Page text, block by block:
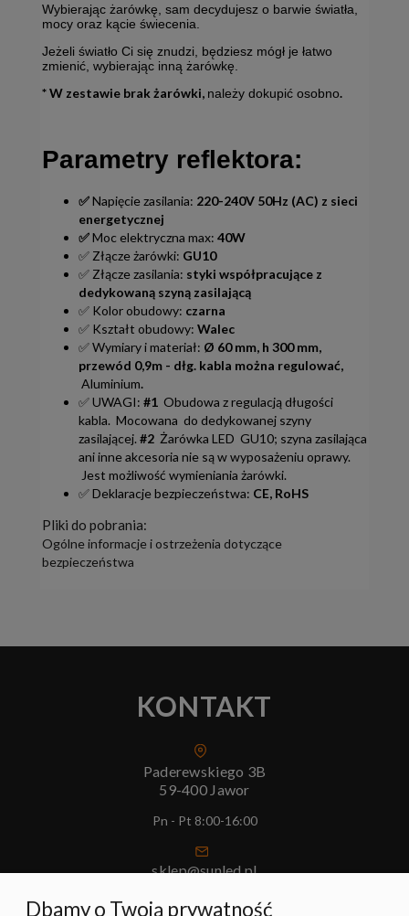
Wybierając żarówkę, sam decydujesz o barwie światła,
mocy oraz kącie świecenia.
Jeżeli światło Ci się znudzi, będziesz mógł je łatwo
zmienić, wybierając inną żarówkę.
* W zestawie brak żarówki, należy dokupić osobno.
Parametry reflektora:
✅Napięcie zasilania: 220-240V 50Hz (AC) z sieci
energetycznej
✅Moc elektryczna max: 40W
✅ Złącze żarówki: GU10
✅ Złącze zasilania: styki współpracujące z
dedykowaną szyną zasilającą
✅ Kolor obudowy: czarna
✅ Kształt obudowy: Walec
✅ Wymiary i materiał: Ø 60 mm, h 300 mm,
przewód 0,9m - dłg. kabla można regulować,
Aluminium.
✅ UWAGI: #1 Obudowa z regulacją długości
kabla. Mocowana do dedykowanej szyny
zasilającej. #2 Żarówka LED GU10; szyna zasilająca
ani inne akcesoria nie są w wyposażeniu oprawy.
Jest możliwość wymieniania żarówki.
✅ Deklaracje bezpieczeństwa: CE, RoHS
Pliki do pobrania:
Ogólne informacje i ostrzeżenia dotyczące
bezpieczeństwa
KONTAKT
Paderewskiego 3B
59-400 Jawor
Pn - Pt 8:00-16:00
sklep@sunled.pl
+48 690 128 561
Dbamy o Twoją prywatność